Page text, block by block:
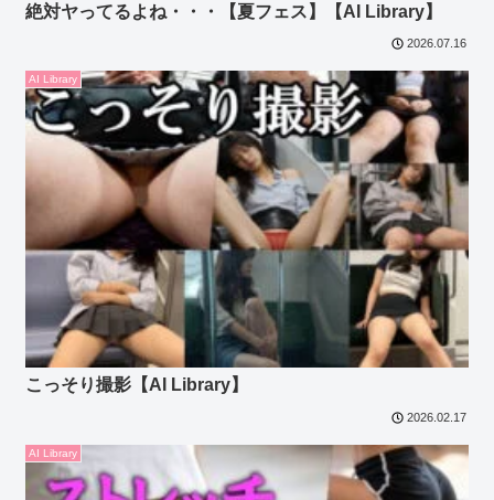
絶対ヤってるよね・・・【夏フェス】【AI Library】
2026.07.16
AI Library
こっそり撮影【AI Library】
2026.02.17
AI Library